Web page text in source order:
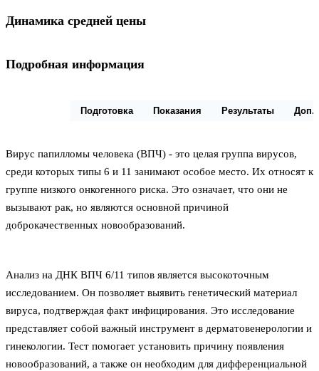
Динамика средней цены
Подробная информация
Подготовка Показания Результаты Доп.
Вирус папилломы человека (ВПЧ) - это целая группа вирусов,
среди которых типы 6 и 11 занимают особое место. Их относят к
группе низкого онкогенного риска. Это означает, что они не
вызывают рак, но являются основной причиной
доброкачественных новообразований.
Анализ на ДНК ВПЧ 6/11 типов является высокоточным
исследованием. Он позволяет выявить генетический материал
вируса, подтверждая факт инфицирования. Это исследование
представляет собой важный инструмент в дерматовенерологии и
гинекологии. Тест помогает установить причину появления
новообразований, а также он необходим для дифференциальной